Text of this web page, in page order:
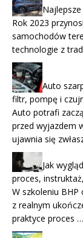
Rok 2023
samochodów
technologie z
Auto
filtr, pompę i
Auto potrafi
przed wyjazdem
ujawnia się
Jak
proces,
W szkoleniu BHP
z realnym
praktyce proces …